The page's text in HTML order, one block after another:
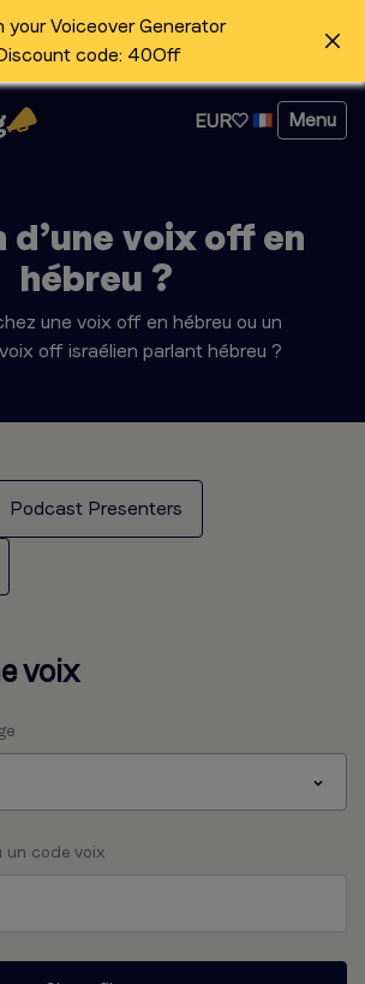
Voiceover Generator
code: 40Off
EUR Menu
d’une voix off en
hébreu ?
une voix off en hébreu ou un
off israélien parlant hébreu ?
Podcast Presenters
voix
un code voix